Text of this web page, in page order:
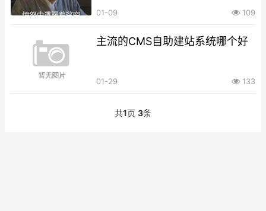
01-09 109
主流的CMS自助建站系统哪个好
01-29 133
共1页 3条